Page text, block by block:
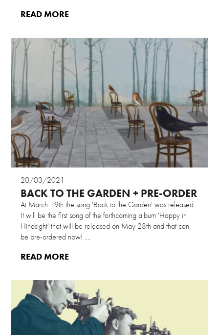
READ MORE
20/03/2021
BACK TO THE GARDEN + PRE-ORDER
At March 19th the song 'Back to the Garden' was released.
It will be the first song of the forthcoming album 'Happy in
Hindsight' that will be released on May 28th and that can
be pre-ordered now! ....
READ MORE